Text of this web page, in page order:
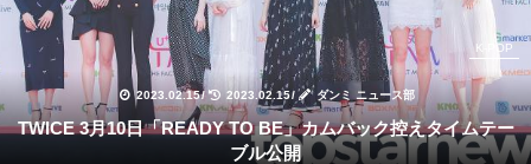
2023.02.15/ 2023.02.15/ ダンミ ニュース部
K-POP
TWICE 3月10日「READY TO BE」カムバック控えタイムテー
ブル公開